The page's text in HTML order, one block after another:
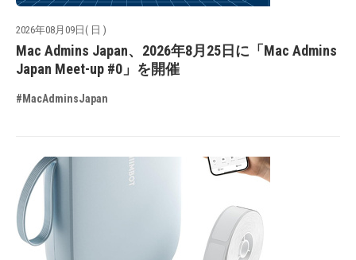
2026年08月09日( 日 )
Mac Admins Japan、2026年8月25日に「Mac Admins
Japan Meet-up #0」を開催
#MacAdminsJapan